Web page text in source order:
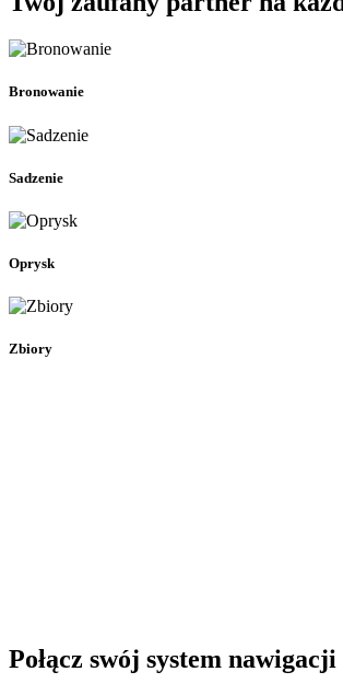
Bronowanie
Sadzenie
Oprysk
Zbiory
Połącz swój system nawigacji